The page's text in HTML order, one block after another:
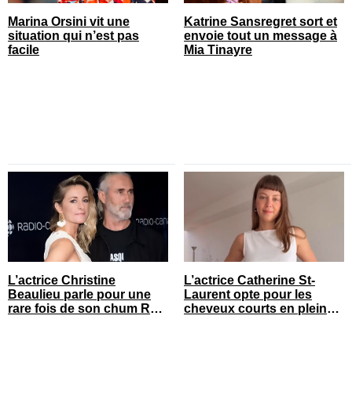
Marina Orsini vit une
situation qui n’est pas
facile
Katrine Sansregret sort et
envoie tout un message à
Mia Tinayre
L’actrice Christine
Beaulieu parle pour une
rare fois de son chum Roy
L’actrice Catherine St-
Laurent opte pour les
cheveux courts en pleine